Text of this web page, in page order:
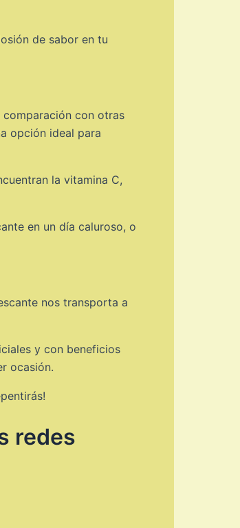
de sabor en tu
comparación con otras
opción ideal para
la vitamina C,
en un día caluroso, o
nos transporta a
y con beneficios
ocasión.
redes